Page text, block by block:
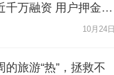
千万融资 用户押金退
10月24日
的旅游“热”，拯救不